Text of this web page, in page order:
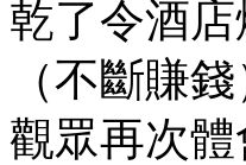
乾了令酒
（不斷賺
觀眾再次